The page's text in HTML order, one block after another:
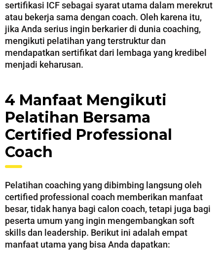
sertifikasi ICF sebagai syarat utama dalam merekrut
atau bekerja sama dengan coach. Oleh karena itu,
jika Anda serius ingin berkarier di dunia coaching,
mengikuti pelatihan yang terstruktur dan
mendapatkan sertifikat dari lembaga yang kredibel
menjadi keharusan.
4 Manfaat Mengikuti
Pelatihan Bersama
Certified Professional
Coach
Pelatihan coaching yang dibimbing langsung oleh
certified professional coach memberikan manfaat
besar, tidak hanya bagi calon coach, tetapi juga bagi
peserta umum yang ingin mengembangkan soft
skills dan leadership. Berikut ini adalah empat
manfaat utama yang bisa Anda dapatkan: